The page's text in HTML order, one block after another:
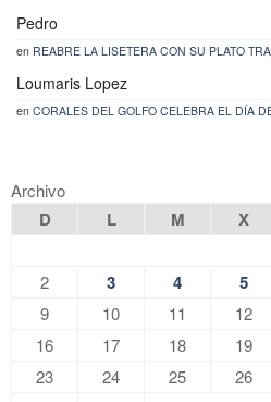
Pedro
en REABRE LA LISETERA CON SU PLATO
Loumaris Lopez
en CORALES DEL GOLFO CELEBRA EL DÍA
Archivo
D L M X
2 3 4 5
9 10 11 12
16
17 18 19
23
24 25 26